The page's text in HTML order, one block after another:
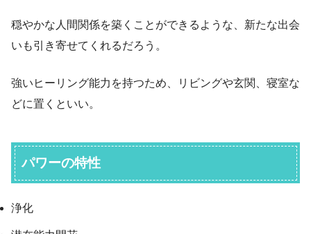
穏やかな人間関係を築くことができるような、新たな出会
いも引き寄せてくれるだろう。
強いヒーリング能力を持つため、リビングや玄関、寝室な
どに置くといい。
パワーの特性
浄化